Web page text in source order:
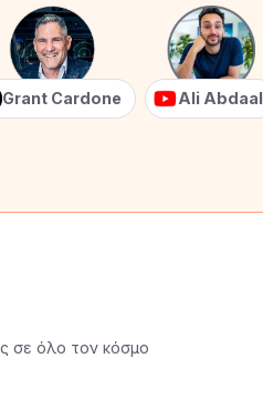
Grant Cardone Ali Abdaal
σε όλο τον κόσμο